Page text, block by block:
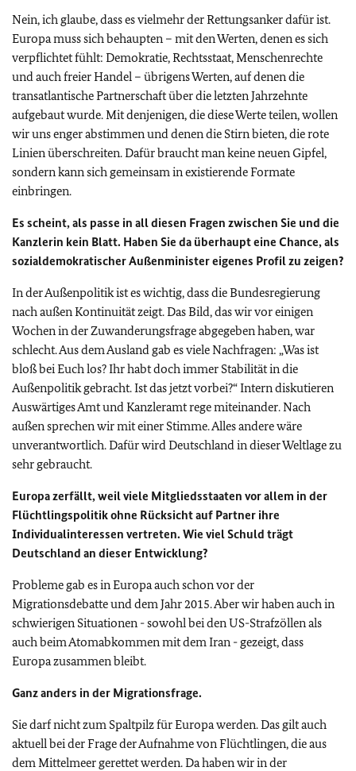
Nein, ich glaube, dass es vielmehr der Rettungsanker dafür ist.
Europa muss sich behaupten – mit den Werten, denen es sich
verpflichtet fühlt: Demokratie, Rechtsstaat, Menschenrechte
und auch freier Handel – übrigens Werten, auf denen die
transatlantische Partnerschaft über die letzten Jahrzehnte
aufgebaut wurde. Mit denjenigen, die diese Werte teilen, wollen
wir uns enger abstimmen und denen die Stirn bieten, die rote
Linien überschreiten. Dafür braucht man keine neuen Gipfel,
sondern kann sich gemeinsam in existierende Formate
einbringen.
Es scheint, als passe in all diesen Fragen zwischen Sie und die
Kanzlerin kein Blatt. Haben Sie da überhaupt eine Chance, als
sozialdemokratischer Außenminister eigenes Profil zu zeigen?
In der Außenpolitik ist es wichtig, dass die Bundesregierung
nach außen Kontinuität zeigt. Das Bild, das wir vor einigen
Wochen in der Zuwanderungsfrage abgegeben haben, war
schlecht. Aus dem Ausland gab es viele Nachfragen: „Was ist
bloß bei Euch los? Ihr habt doch immer Stabilität in die
Außenpolitik gebracht. Ist das jetzt vorbei?“ Intern diskutieren
Auswärtiges Amt und Kanzleramt rege miteinander. Nach
außen sprechen wir mit einer Stimme. Alles andere wäre
unverantwortlich. Dafür wird Deutschland in dieser Weltlage zu
sehr gebraucht.
Europa zerfällt, weil viele Mitgliedsstaaten vor allem in der
Flüchtlingspolitik ohne Rücksicht auf Partner ihre
Individualinteressen vertreten. Wie viel Schuld trägt
Deutschland an dieser Entwicklung?
Probleme gab es in Europa auch schon vor der
Migrationsdebatte und dem Jahr 2015. Aber wir haben auch in
schwierigen Situationen - sowohl bei den US-Strafzöllen als
auch beim Atomabkommen mit dem Iran - gezeigt, dass
Europa zusammen bleibt.
Ganz anders in der Migrationsfrage.
Sie darf nicht zum Spaltpilz für Europa werden. Das gilt auch
aktuell bei der Frage der Aufnahme von Flüchtlingen, die aus
dem Mittelmeer gerettet werden. Da haben wir in der